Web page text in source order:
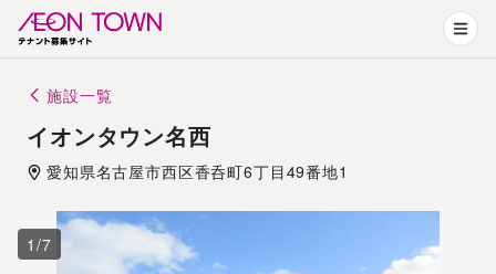
施設一覧
イオンタウン名西
愛知県名古屋市西区香呑町6丁目49番地1
1 /7